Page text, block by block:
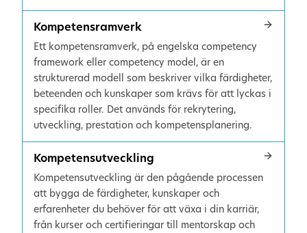
Kompetensramverk
Ett kompetensramverk, på engelska competency
framework eller competency model, är en
strukturerad modell som beskriver vilka färdigheter,
beteenden och kunskaper som krävs för att lyckas i
specifika roller. Det används för rekrytering,
utveckling, prestation och kompetensplanering.
Kompetensutveckling
Kompetensutveckling är den pågående processen
att bygga de färdigheter, kunskaper och
erfarenheter du behöver för att växa i din karriär,
från kurser och certifieringar till mentorskap och